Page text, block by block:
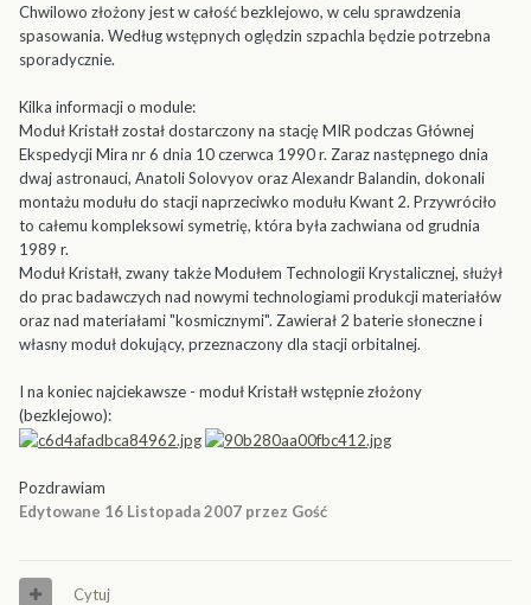
Chwilowo złożony jest w całość bezklejowo, w celu sprawdzenia
spasowania. Według wstępnych oględzin szpachla będzie potrzebna
sporadycznie.
Kilka informacji o module:
Moduł Kristałł został dostarczony na stację MIR podczas Głównej
Ekspedycji Mira nr 6 dnia 10 czerwca 1990 r. Zaraz następnego dnia
dwaj astronauci, Anatoli Solovyov oraz Alexandr Balandin, dokonali
montażu modułu do stacji naprzeciwko modułu Kwant 2. Przywróciło
to całemu kompleksowi symetrię, która była zachwiana od grudnia
1989 r.
Moduł Kristałł, zwany także Modułem Technologii Krystalicznej, służył
do prac badawczych nad nowymi technologiami produkcji materiałów
oraz nad materiałami "kosmicznymi". Zawierał 2 baterie słoneczne i
własny moduł dokujący, przeznaczony dla stacji orbitalnej.
I na koniec najciekawsze - moduł Kristałł wstępnie złożony
(bezklejowo):
Pozdrawiam
Edytowane 16 Listopada 2007 przez Gość
Cytuj